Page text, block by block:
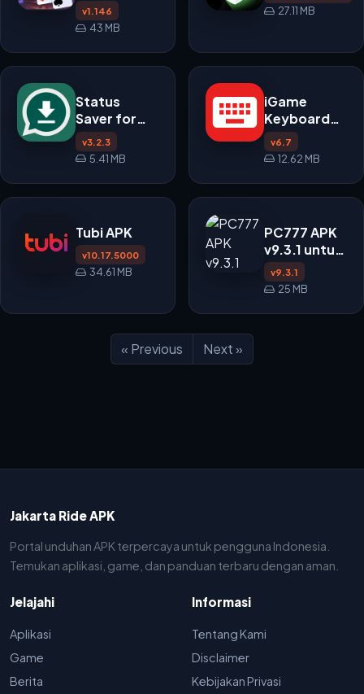
v1.146
43 MB
27.11 MB
Status
Saver for
Whatsapp
APK
v3.2.3
5.41 MB
iGame
Keyboard
APK
v6.7
12.62 MB
Tubi APK
v10.17.5000
34.61 MB
PC777 APK
v9.3.1 untuk
Android
v9.3.1
25 MB
« Previous Next »
Jakarta Ride APK
Portal unduhan APK terpercaya untuk pengguna Indonesia.
Temukan aplikasi, game, dan panduan terbaru dengan aman.
Jelajahi
Aplikasi
Game
Berita
Informasi
Tentang Kami
Disclaimer
Kebijakan Privasi